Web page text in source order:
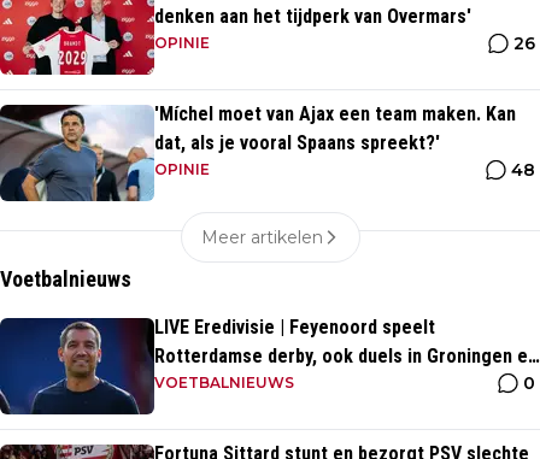
denken aan het tijdperk van Overmars'
OPINIE 26
'Míchel moet van Ajax een team maken. Kan
dat, als je vooral Spaans spreekt?'
OPINIE 48
Meer artikelen
Voetbalnieuws
LIVE Eredivisie | Feyenoord speelt
Rotterdamse derby, ook duels in Groningen en
Heerenveen
VOETBALNIEUWS 0
Fortuna Sittard stunt en bezorgt PSV slechte